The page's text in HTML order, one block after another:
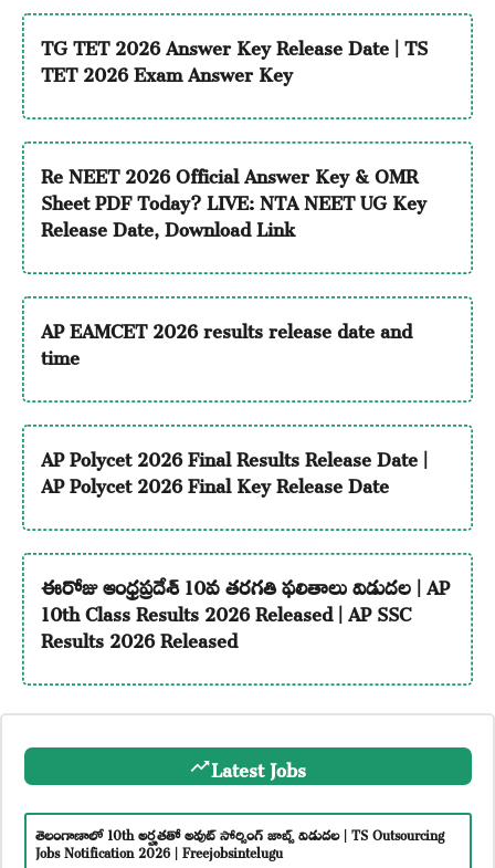
TG TET 2026 Answer Key Release Date | TS
TET 2026 Exam Answer Key
Re NEET 2026 Official Answer Key & OMR
Sheet PDF Today? LIVE: NTA NEET UG Key
Release Date, Download Link
AP EAMCET 2026 results release date and
time
AP Polycet 2026 Final Results Release Date |
AP Polycet 2026 Final Key Release Date
ఈరోజు ఆంధ్రప్రదేశ్ 10వ తరగతి ఫలితాలు విడుదల | AP
10th Class Results 2026 Released | AP SSC
Results 2026 Released
Latest Jobs
తెలంగాణాలో 10th అర్హతతో అవుట్ సోర్సింగ్ జాబ్స్ విడుదల | TS Outsourcing
Jobs Notification 2026 | Freejobsintelugu